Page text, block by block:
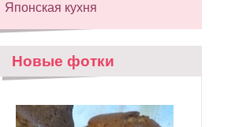
Японская кухня
Новые фотки